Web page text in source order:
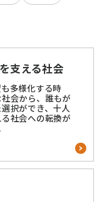
支える社会
多様化する時
会から、誰もが
択ができ、十人
社会への転換が